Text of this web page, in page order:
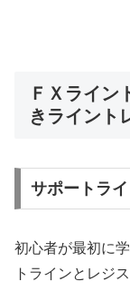
ＦＸライン
きライント
サポートラ
初心者が最初に
トラインとレジ